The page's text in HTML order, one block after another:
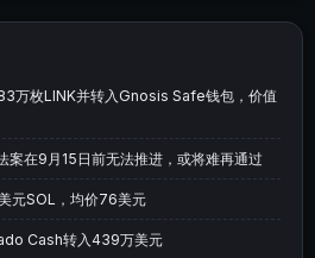
万枚LINK并转入Gnosis Safe钱包，价值
案在9月15日前无法推进，或将难再通过
元SOL，均价76美元
Cash转入439万美元